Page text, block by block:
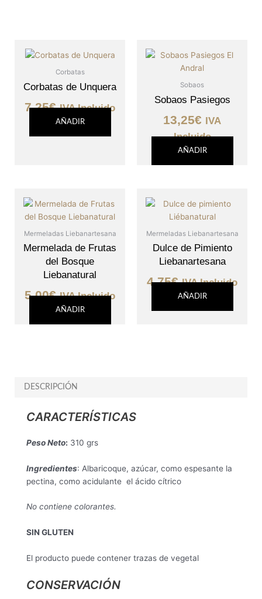
Corbatas
Corbatas de Unquera
7,25€ IVA Incluido
AÑADIR
Sobaos
Sobaos Pasiegos
13,25€ IVA
Incluido
AÑADIR
Mermeladas Liebanartesana
Mermelada de Frutas
del Bosque
Liebanatural
5,00€ IVA Incluido
AÑADIR
Mermeladas Liebanartesana
Dulce de Pimiento
Liebanartesana
4,75€ IVA Incluido
AÑADIR
DESCRIPCIÓN
CARACTERÍSTICAS
Peso Neto: 310 grs
Ingredientes: Albaricoque, azúcar, como espesante la
pectina, como acidulante el ácido cítrico
No contiene colorantes.
SIN GLUTEN
El producto puede contener trazas de vegetal
CONSERVACIÓN